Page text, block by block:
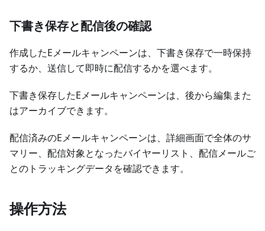
下書き保存と配信後の確認
作成したEメールキャンペーンは、下書き保存で一時保持
するか、送信して即時に配信するかを選べます。
下書き保存したEメールキャンペーンは、後から編集また
はアーカイブできます。
配信済みのEメールキャンペーンは、詳細画面で全体のサ
マリー、配信対象となったバイヤーリスト、配信メールご
とのトラッキングデータを確認できます。
操作方法